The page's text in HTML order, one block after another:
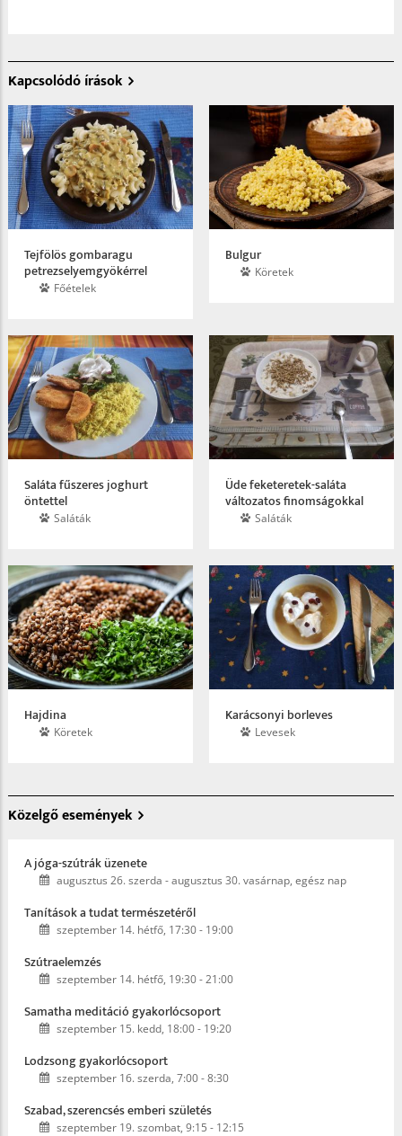
Kapcsolódó írások
Tejfölös gombaragu
petrezselyemgyökérrel
Főételek
Bulgur
Köretek
Saláta fűszeres joghurt
öntettel
Saláták
Üde feketeretek-saláta
változatos finomságokkal
Saláták
Hajdina
Köretek
Karácsonyi borleves
Levesek
Közelgő események
A jóga-szútrák üzenete
augusztus 26. szerda -augusztus 30. vasárnap, egész nap
Tanítások a tudat természetéről
szeptember 14. hétfő, 17:30- 19:00
Szútraelemzés
szeptember 14. hétfő, 19:30-21:00
Samatha meditáció gyakorlócsoport
szeptember 15. kedd, 18:00- 19:20
Lodzsong gyakorlócsoport
szeptember 16. szerda, 7:00-8:30
Szabad, szerencsés emberi születés
szeptember 19. szombat, 9:15 - 12:15